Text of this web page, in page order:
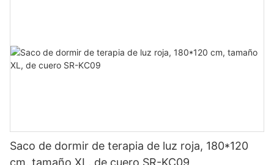
Saco de dormir de terapia de luz roja, 180*120
cm, tamaño XL, de cuero SR-KC09